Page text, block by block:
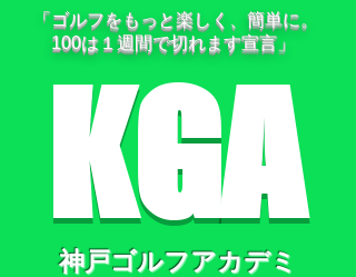
「ゴルフをもっと楽しく、簡単に。
100は１週間で切れます宣言」
KGA
神戸ゴルフアカデミ